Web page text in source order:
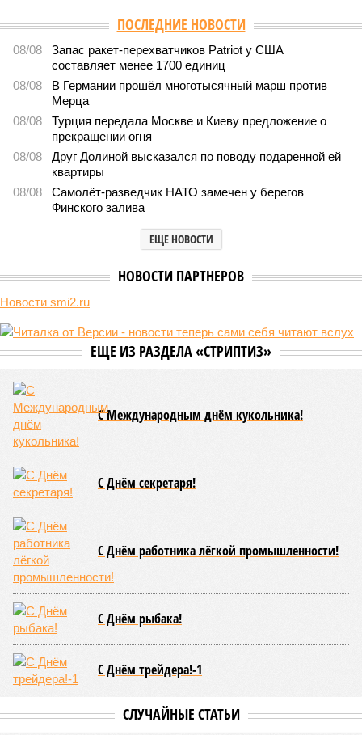
ПОСЛЕДНИЕ НОВОСТИ
08/08
Запас ракет-перехватчиков Patriot у США
составляет менее 1700 единиц
08/08
В Германии прошёл многотысячный марш против
Мерца
08/08
Турция передала Москве и Киеву предложение о
прекращении огня
08/08
Друг Долиной высказался по поводу подаренной ей
квартиры
08/08
Самолёт-разведчик НАТО замечен у берегов
Финского залива
ЕЩЕ НОВОСТИ
НОВОСТИ ПАРТНЕРОВ
Новости smi2.ru
ЕЩЕ ИЗ РАЗДЕЛА «СТРИПТИЗ»
С Международным днём кукольника!
С Днём секретаря!
С Днём работника лёгкой промышленности!
С Днём рыбака!
С Днём трейдера!-1
СЛУЧАЙНЫЕ СТАТЬИ